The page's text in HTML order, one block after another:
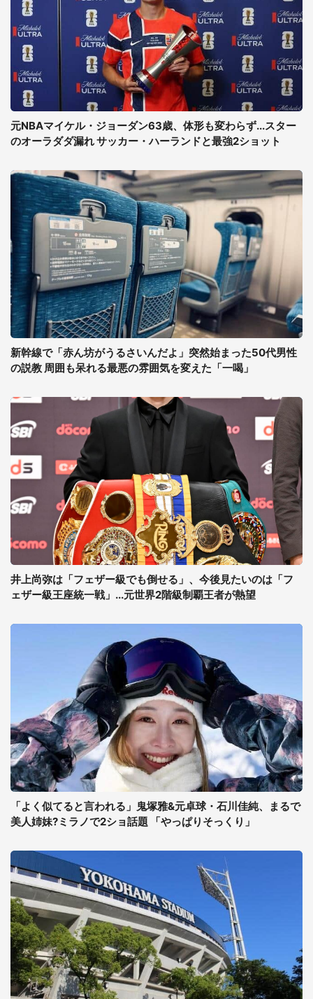
元NBAマイケル・ジョーダン63歳、体形も変わらず...スター
のオーラダダ漏れ サッカー・ハーランドと最強2ショット
新幹線で「赤ん坊がうるさいんだよ」突然始まった50代男性
の説教 周囲も呆れる最悪の雰囲気を変えた「一喝」
井上尚弥は「フェザー級でも倒せる」、今後見たいのは「フ
ェザー級王座統一戦」...元世界2階級制覇王者が熱望
「よく似てると言われる」鬼塚雅&元卓球・石川佳純、まるで
美人姉妹?ミラノで2ショ話題 「やっぱりそっくり」